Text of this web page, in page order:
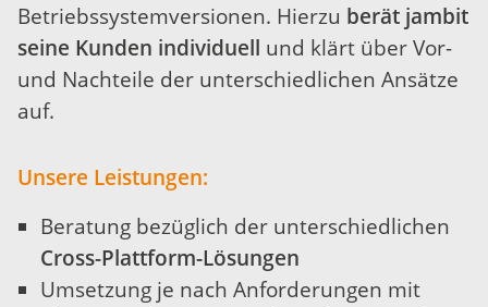
Betriebssystemversionen. Hierzu berät jambit
seine Kunden individuell und klärt über Vor-
und Nachteile der unterschiedlichen Ansätze
auf.
Unsere Leistungen:
Beratung bezüglich der unterschiedlichen
Cross-Plattform-Lösungen
Umsetzung je nach Anforderungen mit